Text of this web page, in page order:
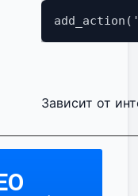
Зависит от